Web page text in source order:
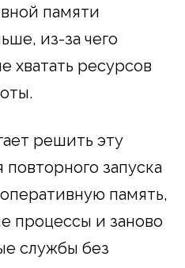
памяти
из-за чего
хватать ресурсов
решить эту
запуска
память,
процессы и заново
службы без